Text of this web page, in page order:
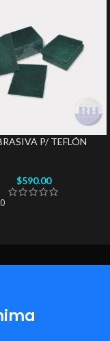
P/ TEFLÓN
$590.00